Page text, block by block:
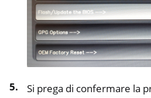
Si prega di confermare la